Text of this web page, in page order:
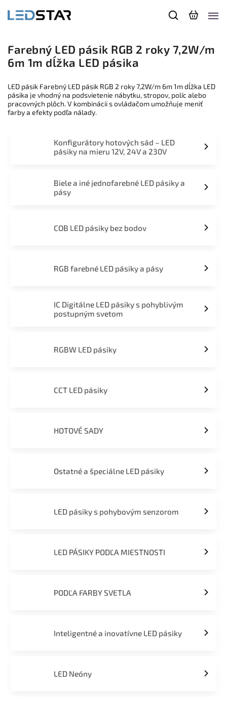
Farebný LED pásik RGB 2 roky 7,2W/m
6m 1m dĺžka LED pásika
LED pásik Farebný LED pásik RGB 2 roky 7,2W/m 6m 1m dĺžka LED
pásika je vhodný na podsvietenie nábytku, stropov, políc alebo
pracovných plôch. V kombinácii s ovládačom umožňuje meniť
farby a efekty podľa nálady.
Konfigurátory hotových sád – LED
pásiky na mieru 12V, 24V a 230V
Biele a iné jednofarebné LED pásiky a
pásy
COB LED pásiky bez bodov
RGB farebné LED pásiky a pásy
IC Digitálne LED pásiky s pohyblivým
postupným svetom
RGBW LED pásiky
CCT LED pásiky
HOTOVÉ SADY
Ostatné a špeciálne LED pásiky
LED pásiky s pohybovým senzorom
LED PÁSIKY PODĽA MIESTNOSTI
PODĽA FARBY SVETLA
Inteligentné a inovatívne LED pásiky
LED Neóny